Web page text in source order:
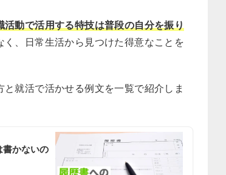
活動で活用する特技は普段の自分を振り
、日常生活から見つけた得意なことを
就活で活かせる例文を一覧で紹介しま
書かないの